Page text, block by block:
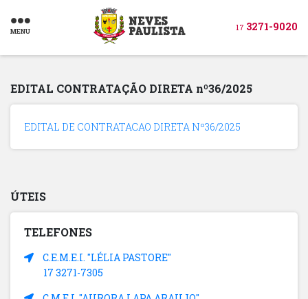
MENU 17 3271-9020
EDITAL CONTRATAÇÃO DIRETA nº36/2025
EDITAL DE CONTRATACAO DIRETA Nº36/2025
ÚTEIS
TELEFONES
C.E.M.E.I. "LÉLIA PASTORE"
17 3271-7305